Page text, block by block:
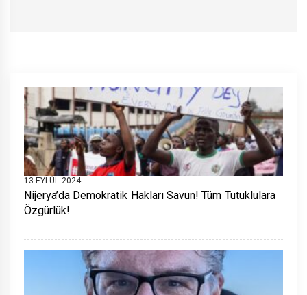
13 EYLÜL 2024
Nijerya’da Demokratik Hakları Savun! Tüm Tutuklulara
Özgürlük!